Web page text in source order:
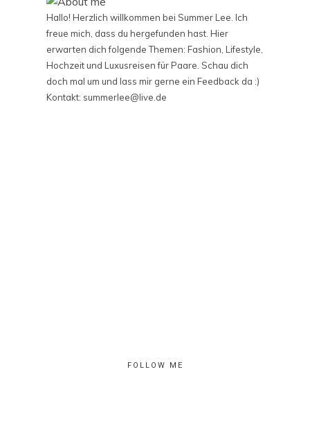
Hallo! Herzlich willkommen bei Summer Lee. Ich
freue mich, dass du hergefunden hast. Hier
erwarten dich folgende Themen: Fashion, Lifestyle,
Hochzeit und Luxusreisen für Paare. Schau dich
doch mal um und lass mir gerne ein Feedback da :)
Kontakt: summerlee@live.de
FOLLOW ME